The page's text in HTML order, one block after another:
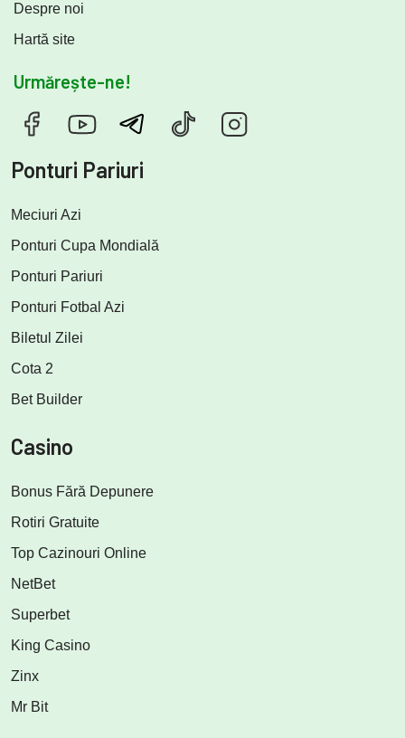
Despre noi
Hartă site
Urmărește-ne!
Ponturi Pariuri
Meciuri Azi
Ponturi Cupa Mondială
Ponturi Pariuri
Ponturi Fotbal Azi
Biletul Zilei
Cota 2
Bet Builder
Casino
Bonus Fără Depunere
Rotiri Gratuite
Top Cazinouri Online
NetBet
Superbet
King Casino
Zinx
Mr Bit